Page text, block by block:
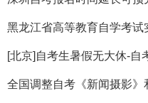
[北京]自考生暑假无大休-自